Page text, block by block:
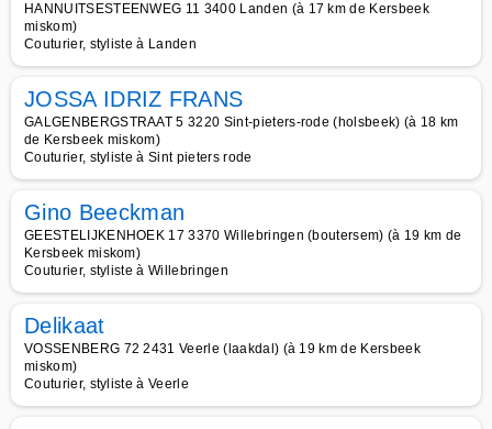
HANNUITSESTEENWEG 11 3400 Landen (à 17 km de Kersbeek
miskom)
Couturier, styliste à Landen
JOSSA IDRIZ FRANS
GALGENBERGSTRAAT 5 3220 Sint-pieters-rode (holsbeek) (à 18 km
de Kersbeek miskom)
Couturier, styliste à Sint pieters rode
Gino Beeckman
GEESTELIJKENHOEK 17 3370 Willebringen (boutersem) (à 19 km de
Kersbeek miskom)
Couturier, styliste à Willebringen
Delikaat
VOSSENBERG 72 2431 Veerle (laakdal) (à 19 km de Kersbeek
miskom)
Couturier, styliste à Veerle